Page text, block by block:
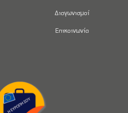
Διαγωνισμοί
Επικοινωνία